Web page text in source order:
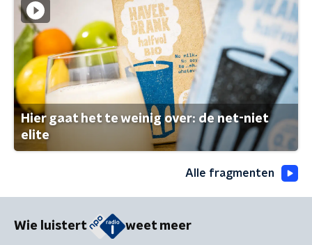
Hier gaat het te weinig over: de net-niet
elite
Alle fragmenten
Wie luistert weet meer